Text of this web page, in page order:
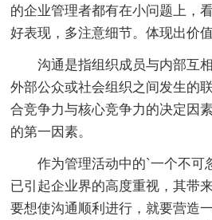
的企业管理者都有在小问题上，
好表现，多注意细节。体现出价
沟通是指组织成员与内部互相
外部公众或社会组织之间发生的
合竞争力与核心竞争力的决定因
的第一因素。
作为管理活动中的`一个不可
已引起企业界的高度重视，其带
要想使沟通顺利进行，就要营造